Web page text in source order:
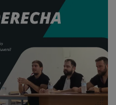
Aceptar cookies